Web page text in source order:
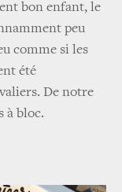
bon enfant, le
peu
comme si les
été
De notre
à bloc.